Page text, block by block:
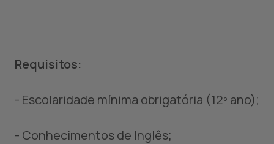
Requisitos:
- Escolaridade mínima obrigatória (12º ano);
- Conhecimentos de Inglês;